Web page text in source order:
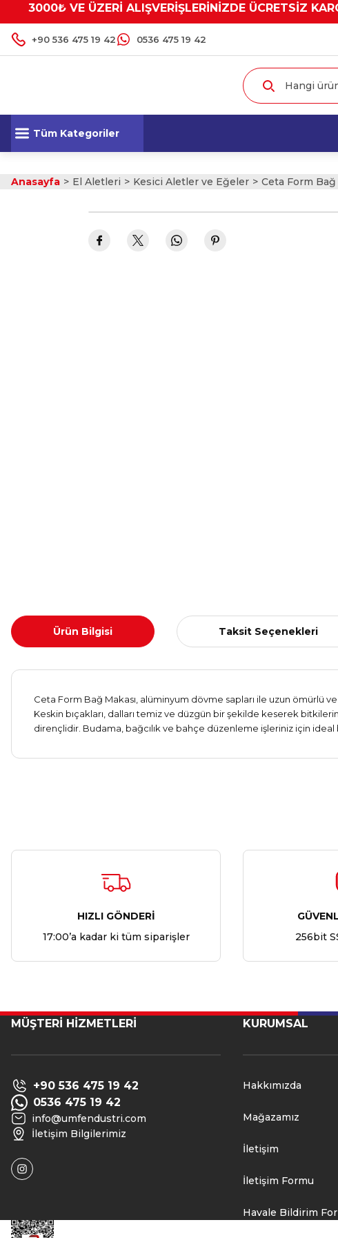
3000₺ VE ÜZERİ ALIŞVERİŞLERİNİZDE ÜCRETSİZ
+90 536 475 19 42 0536 475 19 42
Tüm Kategoriler
Anasayfa El Aletleri Kesici Aletler ve Eğeler Ceta Form
Ürün Bilgisi Taksit Seçenekleri
Ceta Form Bağ Makası, alüminyum dövme sapları ile uzun ömürlü
Keskin bıçakları, dalları temiz ve düzgün bir şekilde keserek
dirençlidir. Budama, bağcılık ve bahçe düzenleme işleriniz için
HIZLI GÖNDERİ
17:00’a kadar ki tüm siparişler
256bit
MÜŞTERİ HİZMETLERİ
+90 536 475 19 42
0536 475 19 42
info@umfendustri.com
İletişim Bilgilerimiz
KURUMSAL
Hakkımızda
Mağazamız
İletişim
İletişim Formu
Havale Bildirim